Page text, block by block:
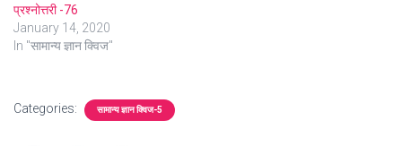
प्रश्नोत्तरी -76
January 14, 2020
In "सामान्य ज्ञान क्विज"
Categories: सामान्य ज्ञान क्विज-5